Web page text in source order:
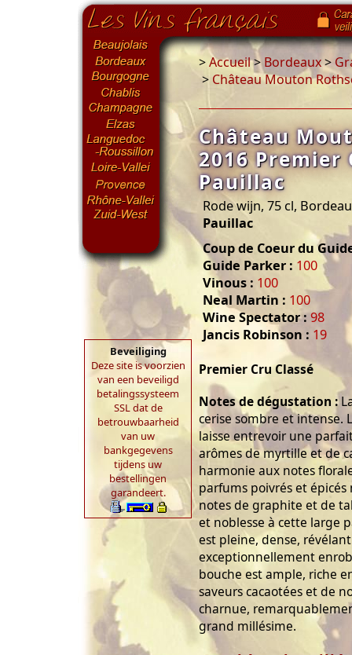
Beveiliging
Deze site is voorzien
van een beveiligd
betalingssysteem
SSL dat de
betrouwbaarheid
van uw
bankgegevens
tijdens uw
bestellingen
garandeert.
>Accueil>Bordeaux>
> Château Mouton
Château
2016 Premier
Pauillac
Rode wijn, 75 cl,
Pauillac
Coup de Coeur du
Guide Parker : 100
Vinous : 100
Neal Martin : 100
Wine Spectator :98
Jancis Robinson : 19
Premier Cru Classé
Notes de dégustation :
cerise sombre et intense.
laisse entrevoir une
arômes de myrtille et de
harmonie aux notes
parfums poivrés et épicés
notes de graphite et de
et noblesse à cette large
est pleine, dense,
exceptionnellement
bouche est ample, riche
saveurs cacaotées et de
charnue,
grand millésime.